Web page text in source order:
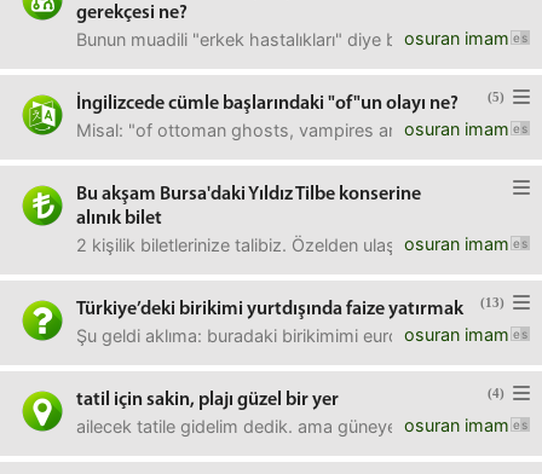
gerekçesi ne?
osuran imam
Bunun muadili "erkek hastalıkları" diye bir alan yok. Bu
(5)
İngilizcede cümle başlarındaki "of"un olayı ne?
osuran imam
Misal: "of ottoman ghosts, vampires and sorcerers: an
Bu akşam Bursa'daki Yıldız Tilbe konserine
alınık bilet
osuran imam
2 kişilik biletlerinize talibiz. Özelden ulaşabilirsiniz.
(13)
Türkiye’deki birikimi yurtdışında faize yatırmak
osuran imam
Şu geldi aklıma: buradaki birikimimi euroya çevirip
(4)
tatil için sakin, plajı güzel bir yer
osuran imam
ailecek tatile gidelim dedik. ama güneye inmek istemedik.